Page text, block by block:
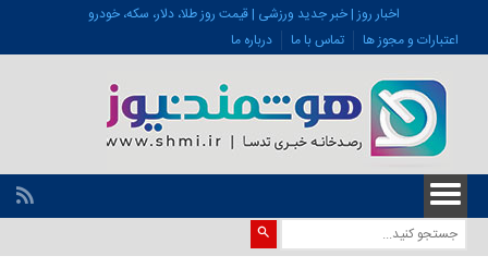
اخبار روز | خبر جدید ورزشی | قیمت روز طلا، دلار، سکه، خودرو
اعتبارات و مجوز ها
تماس با ما درباره ما